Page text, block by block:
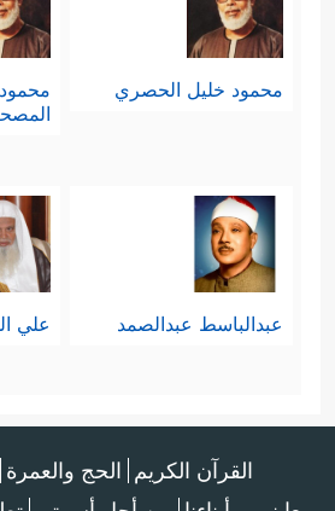
محمود خليل الحصري
عبدالباسط عبدالصمد علي
القرآن الكريم الحج والعمرة